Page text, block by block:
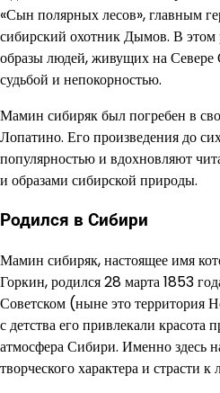
«Сын полярных лесов», главным
сибирский охотник Дымов. В этом
образы людей, живущих на Севере
судьбой и непокорностью.
Мамин сибиряк был погребен в
Лопатино. Его произведения до
популярностью и вдохновляют
и образами сибирской природы.
Родился в Сибири
Мамин сибиряк, настоящее имя
Горкин, родился 28 марта 1853
Советском (ныне это территория
с детства его привлекали красота
атмосфера Сибири. Именно здесь
творческого характера и страсти к